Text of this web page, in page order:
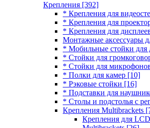
Крепления [392]
* Крепления для
* Крепления для
* Крепления для
Монтажные аксессуары
* Мобильные стойки для
* Стойки для
* Стойки для
* Полки для камер [10]
* Рэковые стойки [16]
* Подставки для
* Столы и подстолья с
Крепления Multibrackets
Крепления для